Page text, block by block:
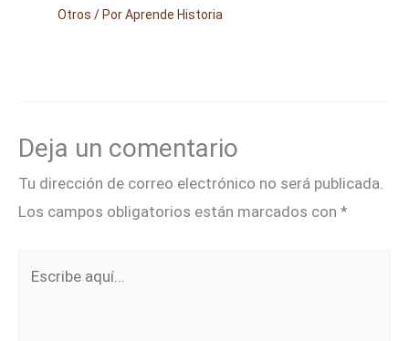
Otros / PorAprende Historia
Deja un comentario
Tu dirección de correo electrónico no será publicada.
Los campos obligatorios están marcados con *